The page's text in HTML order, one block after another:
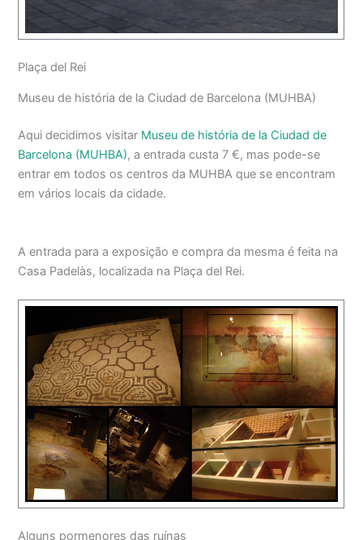
Plaça del Rei
Museu de história de la Ciudad de Barcelona (MUHBA)
Aqui decidimos visitar Museu de história de la Ciudad de
Barcelona (MUHBA), a entrada custa 7 €, mas pode-se
entrar em todos os centros da MUHBA que se encontram
em vários locais da cidade.
A entrada para a exposição e compra da mesma é feita na
Casa Padelàs, localizada na Plaça del Rei.
Alguns pormenores das ruínas